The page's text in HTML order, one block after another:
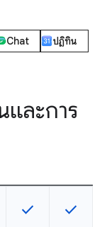
Chat
ปฏิทิน
ละการ
SKU
ร์นี้ใช้ได้กับ SKU
ฟีเจอร์นี้ใช้ได้กับ
check ฟีเจอร์นี้
check